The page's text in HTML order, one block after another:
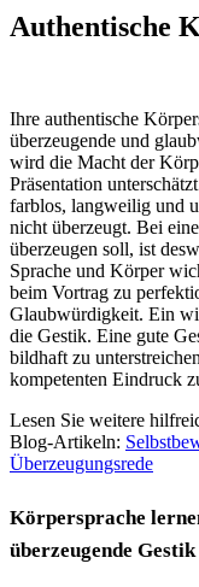
Authentische
Ihre authentische
überzeugende und
wird die Macht der
Präsentation
farblos, langweilig und
nicht überzeugt. Bei
überzeugen soll, ist
Sprache und Körper
beim Vortrag zu
Glaubwürdigkeit. Ein
die Gestik. Eine gute
bildhaft zu
kompetenten Eindruck
Lesen Sie weitere
Blog-Artikeln:
Überzeugungsrede
Körpersprache
überzeugende Gestik